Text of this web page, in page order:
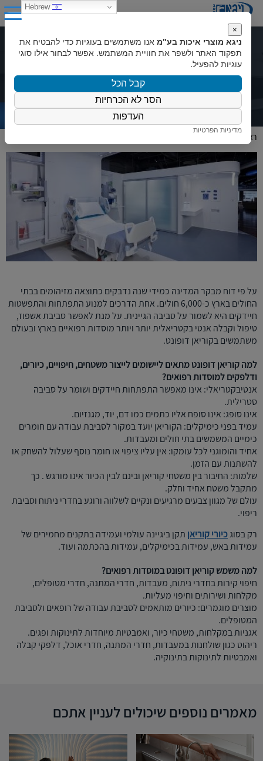
קוריאן במוסדות רפואיים
ראשי
על פי דוח מבקר המדינה כמידי שנה נדבקים כתוצאה מזיהומים בבתי
החולים בארץ כ-6,000 חולים. אחת הדרכים למנוע התפתחות והתפשטות
חיידקים היא לשמור על סביבה הגיינית. על מנת לאפשר סביבת אשפוז,
טיפול וקבלה אנטי בקטריאלית יותר ויותר מוסדות רפואיים בארץ ובעולם
משתמשים בקוריאן דופונט.
למה קוריאן דופונט מתאים ליישומים לייצור משטחים, חיפויים, כיורים,
ודלפקים למוסדות רפואים?
אנטי­בקטריאלי: אינו מאפשר התפתחות חיידקים ושומר על סביבה
סטרילית.
אינו סופג: אינו סופח אליו כתמים כמו דם, יוד, מגנזיום.
עמיד בפני כימיקלים: הקוריאן יועד במקור לסביבת עבודה עם חומרים
כימיים המשמשים בתי חולים ומעבדות.
אחיד והומוגני לכל עומקו: אין עליו ציפוי או חומר נוסף שעלול להשחק או
להשתנות עם הזמן.
שלמות: החיבור בין משטחי קוריאן ובינם לבין הכיור אינו מורגש . כך
מתקבל משטח אחיד וחלק.
עולם של מגוון צבעים מרגיעים ונקיים לשלווה ורוגע בחדרי ניתוח וסביבת
ריפוי.
רק בסוגכיורי קוריאן תקן ביגיינה עולמי ועמידה בתקנים מחמירים של
עמידות באש, עמידות בכימיקלים, עמידות בהכתמה ועוד.
למה משמש קוריאן דופונט במוסדות רפואים?
חיפוי קירות בחדרי ניתוח, מעבדות, חדרי המתנה, חדרי מטופלים,
מקלחות ושירותים וחיפוי מעליות.
מוצרים מוגמרים: כיורים מותאמים לסביבת עבודה של רופאים ולסביבת
המטופלים.
אגניות במקלחות, משטחי כיור, ואמבטיות מיוחדות לתינוקות ופגים.
ריהוט כגון שולחנות במעבדות, חדרי המתנה, חדרי אוכל, דלפקי קבלה
ואמבטיות לתינוקות בתינוקיה.
מאמרים נוספים שיכולים לעניין אתכם
×
ניגא מוצרי איכות בע"מ אנו משתמשים בעוגיות כדי להבטיח את
תפקוד האתר ולשפר את חוויית המשתמש. אפשר לבחור אילו סוגי
עוגיות להפעיל.
קבל הכל
הסר לא הכרחיות
העדפות
מדיניות הפרטיות
Hebrew